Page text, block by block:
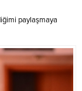
paylaşmaya